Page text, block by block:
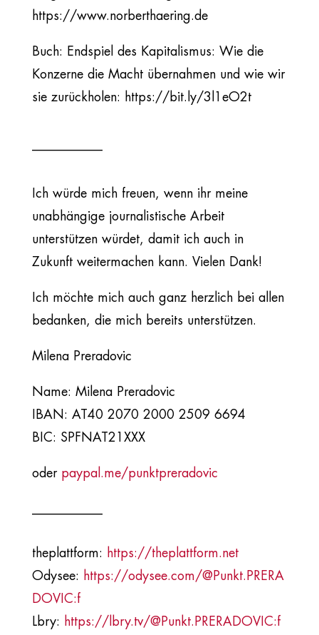
https://www.norberthaering.de
Buch: Endspiel des Kapitalismus: Wie die
Konzerne die Macht übernahmen und wie wir
sie zurückholen: https://bit.ly/3l1eO2t
Ich würde mich freuen, wenn ihr meine
unabhängige journalistische Arbeit
unterstützen würdet, damit ich auch in
Zukunft weitermachen kann. Vielen Dank!
Ich möchte mich auch ganz herzlich bei allen
bedanken, die mich bereits unterstützen.
Milena Preradovic
Name: Milena Preradovic
IBAN: AT40 2070 2000 2509 6694
BIC: SPFNAT21XXX
oder paypal.me/punktpreradovic
theplattform:
https://theplattform.net
Odysee:
https://odysee.com/@Punkt.PRERA
DOVIC:f
Lbry:
https://lbry.tv/@Punkt.PRERADOVIC:f